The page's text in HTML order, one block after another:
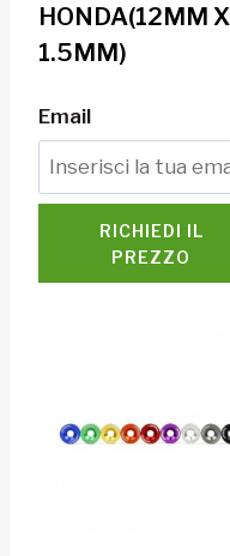
HONDA(12MM X
1.5MM)
Email
RICHIEDI IL
PREZZO